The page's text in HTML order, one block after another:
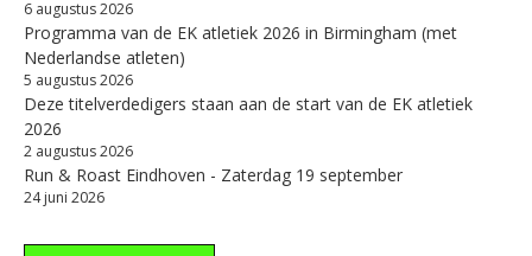
6 augustus 2026
Programma van de EK atletiek 2026 in Birmingham (met
Nederlandse atleten)
5 augustus 2026
Deze titelverdedigers staan aan de start van de EK atletiek
2026
2 augustus 2026
Run & Roast Eindhoven - Zaterdag 19 september
24 juni 2026